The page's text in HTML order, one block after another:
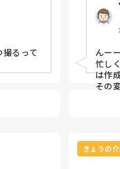
撮るって
んー
忙し
は作
その
きょうの